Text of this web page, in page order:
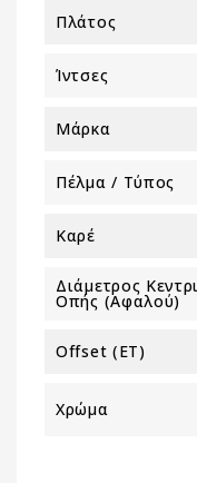
Πλάτος
Ίντσες
Μάρκα
Πέλμα / Τύπος
Καρέ
Διάμετρος
Οπής (αφαλού)
Offset (ET)
Χρώμα